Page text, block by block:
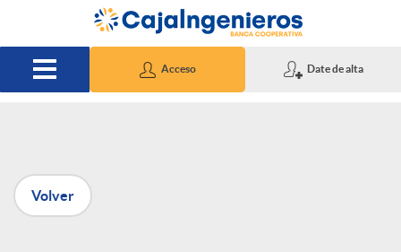
Saltar al contenido principal
Acceso Date de alta
P
u
Volver